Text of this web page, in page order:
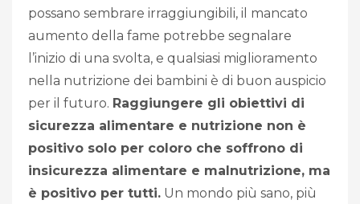
possano sembrare irraggiungibili, il mancato
aumento della fame potrebbe segnalare
l’inizio di una svolta, e qualsiasi miglioramento
nella nutrizione dei bambini è di buon auspicio
per il futuro. Raggiungere gli obiettivi di
sicurezza alimentare e nutrizione non è
positivo solo per coloro che soffrono di
insicurezza alimentare e malnutrizione, ma
è positivo per tutti. Un mondo più sano, più